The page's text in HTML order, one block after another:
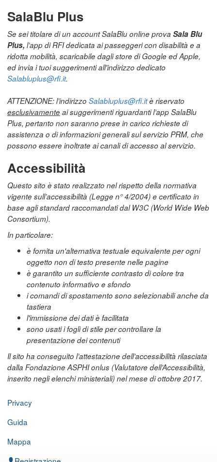
SalaBlu Plus
Se sei titolare di un account SalaBlu online prova Sala Blu
Plus, l’app di RFI dedicata ai passeggeri con disabilità e a
ridotta mobilità, scaricabile dagli store di Google ed Apple,
ed invia i tuoi suggerimenti all'indirizzo dedicato
Salabluplus@rfi.it.
ATTENZIONE: l’indirizzo Salabluplus@rfi.itè riservato
esclusivamenteai suggerimenti riguardanti l’app SalaBlu
Plus, pertanto non saranno prese in carico richieste di
assistenza o di informazioni generali sul servizio PRM, che
possono essere inoltrate ai canali di accesso al servizio.
Accessibilità
Questo sito è stato realizzato nel rispetto della normativa
vigente sull’accessibilità (Legge n° 4/2004) e certificato in
base agli standard raccomandati dal W3C (World Wide Web
Consortium).
In particolare:
è fornita un'alternativa testuale equivalente per ogni
oggetto non di testo presente nelle pagine
è garantito un sufficiente contrasto di colore tra
contenuto informativo e sfondo
i comandi di spostamento sono selezionabili anche da
tastiera
l'immissione dei dati è facilitata
sono usati i fogli di stile per controllare la
presentazione dei contenuti
Il sito ha conseguito l’attestazione dell’accessibilità rilasciata
dalla Fondazione ASPHI onlus (Valutatore dell’Accessibilità,
inserito negli elenchi ministeriali) nel mese di ottobre 2017.
Privacy
Guida
Mappa